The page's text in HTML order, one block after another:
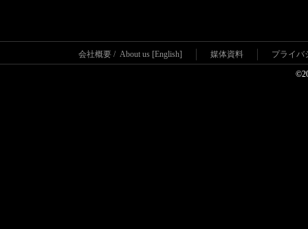
会社概要 / About us [English] 媒体資料 プライバ